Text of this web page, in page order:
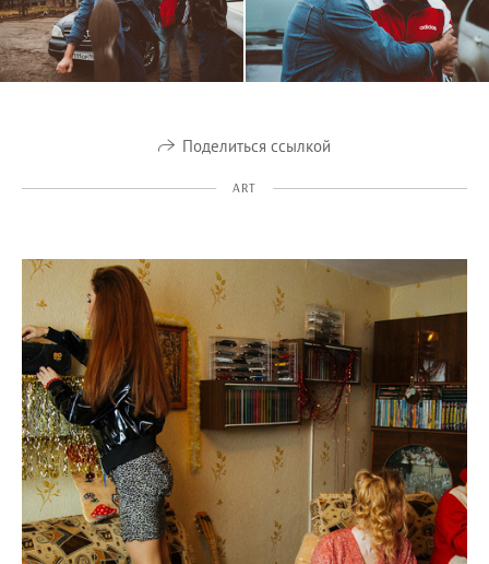
Поделиться ссылкой
ART